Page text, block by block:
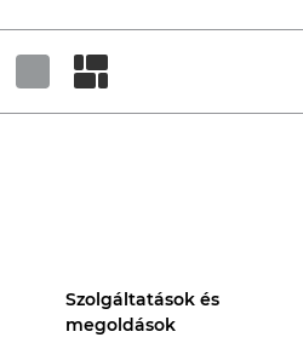
Szolgáltatások és
megoldások